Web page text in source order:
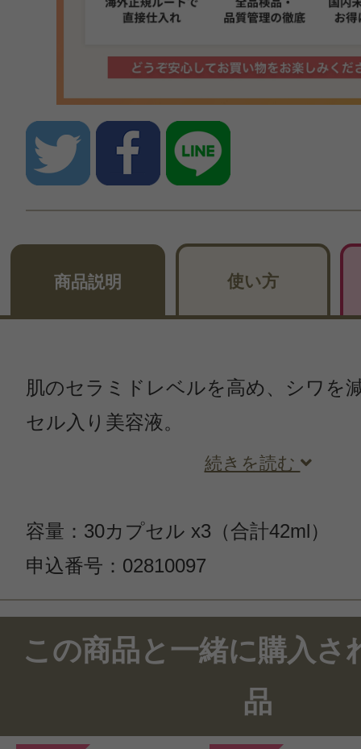
商品説明 使い方
肌のセラミドレベルを高め、シワを
セル入り美容液。
続きを読む
容量：30カプセル x3（合計42ml）
申込番号：02810097
この商品のクチコミ
54件のレビュー
この商品と一緒に購入さ
品